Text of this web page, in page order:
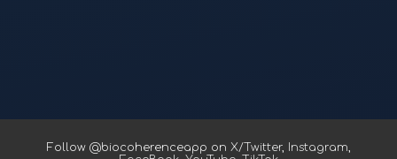
Follow @biocoherenceapp on X/Twitter, Instagram,